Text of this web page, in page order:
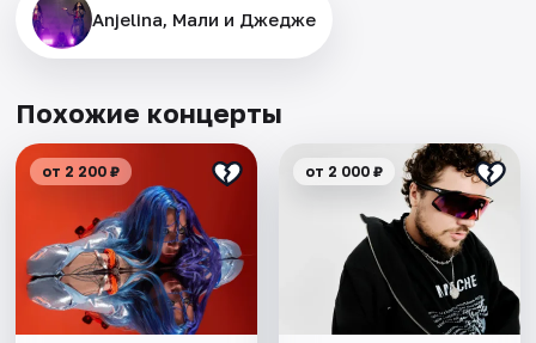
Anjelina, Мали и Джедже
Похожие концерты
от 2 200 ₽ от 2 000 ₽